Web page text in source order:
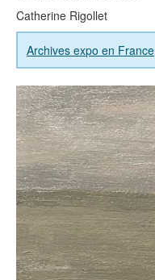
Catherine Rigollet
Archives expo en France